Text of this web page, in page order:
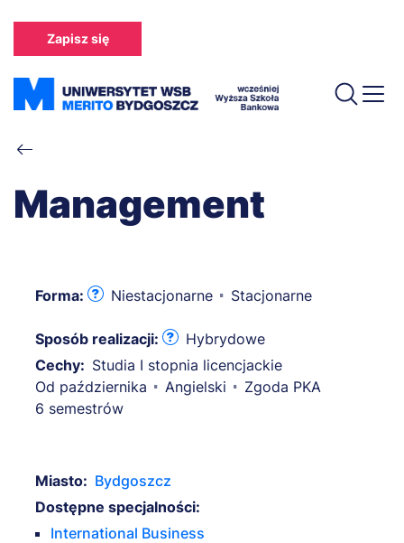
treści
Zapisz się
Ścieżka
nawigacyjna
Management
Forma: Niestacjonarne Stacjonarne
Sposób realizacji:
Hybrydowe
Cechy: Studia I stopnia licencjackie
Od października
Angielski
Zgoda PKA
6 semestrów
Miasto: Bydgoszcz
Dostępne specjalności:
International Business